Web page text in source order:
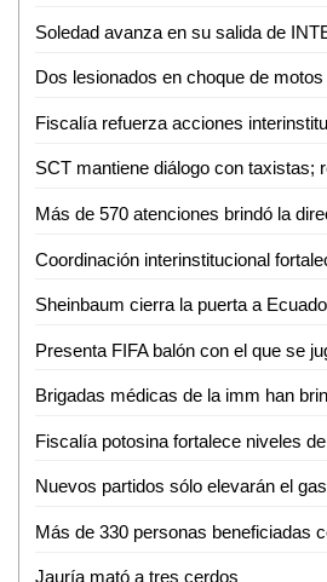
Jauría mató a tres cerdos